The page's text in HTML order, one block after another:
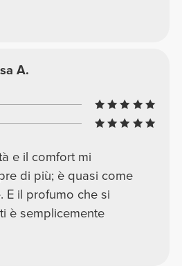
A.
e il comfort mi
di più; è quasi come
E il profumo che si
è semplicemente